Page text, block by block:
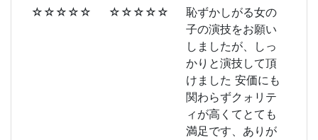
☆☆☆☆☆ ☆☆☆☆☆
恥ずかしがる女の
子の演技をお願い
しましたが、しっ
かりと演技して頂
けました 安価にも
関わらずクォリテ
ィが高くてとても
満足です、ありが